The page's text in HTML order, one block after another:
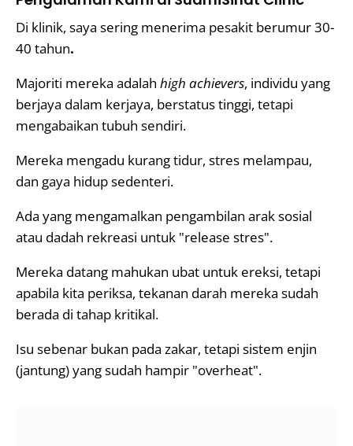
Di klinik, saya sering menerima pesakit berumur 30-
40 tahun.
Majoriti mereka adalah high achievers, individu yang
berjaya dalam kerjaya, berstatus tinggi, tetapi
mengabaikan tubuh sendiri.
Mereka mengadu kurang tidur, stres melampau,
dan gaya hidup sedenteri.
Ada yang mengamalkan pengambilan arak sosial
atau dadah rekreasi untuk "release stres".
Mereka datang mahukan ubat untuk ereksi, tetapi
apabila kita periksa, tekanan darah mereka sudah
berada di tahap kritikal.
Isu sebenar bukan pada zakar, tetapi sistem enjin
(jantung) yang sudah hampir "overheat".